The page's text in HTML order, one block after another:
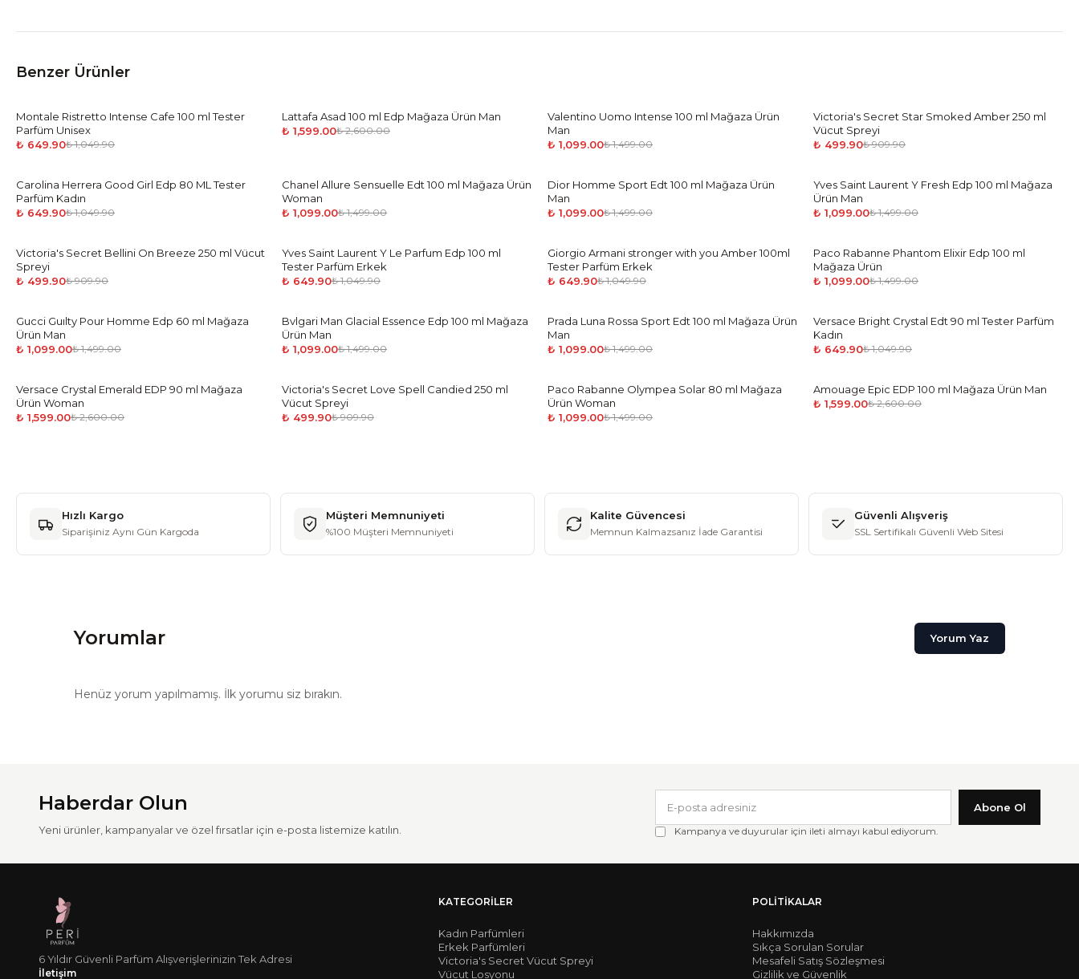
Benzer Ürünler
-38%
Montale Ristretto Intense Cafe 100 ml Tester
Parfüm Unisex
₺ 649.90₺ 1,049.90
-39%
Lattafa Asad 100 ml Edp Mağaza Ürün Man
₺ 1,599.00₺ 2,600.00
-27%
Valentino Uomo Intense 100 ml Mağaza Ürün
Man
₺ 1,099.00₺ 1,499.00
-45%
Victoria's Secret Star Smoked Amber 250 ml
Vücut Spreyi
₺ 499.90₺ 909.90
-38%
Carolina Herrera Good Girl Edp 80 ML Tester
Parfüm Kadın
₺ 649.90₺ 1,049.90
-27%
Chanel Allure Sensuelle Edt 100 ml Mağaza Ürün
Woman
₺ 1,099.00₺ 1,499.00
-27%
Dior Homme Sport Edt 100 ml Mağaza Ürün
Man
₺ 1,099.00₺ 1,499.00
-27%
Yves Saint Laurent Y Fresh Edp 100 ml Mağaza
Ürün Man
₺ 1,099.00₺ 1,499.00
-45%
Victoria's Secret Bellini On Breeze 250 ml Vücut
Spreyi
₺ 499.90₺ 909.90
-38%
Yves Saint Laurent Y Le Parfum Edp 100 ml
Tester Parfüm Erkek
₺ 649.90₺ 1,049.90
-38%
Giorgio Armani stronger with you Amber 100ml
Tester Parfüm Erkek
₺ 649.90₺ 1,049.90
-27 %
Paco Rabanne Phantom Elixir Edp 100 ml
Mağaza Ürün
₺ 1,099.00₺ 1,499.00
-27 %
Gucci Guılty Pour Homme Edp 60 ml Mağaza
Ürün Man
₺ 1,099.00₺ 1,499.00
-27%
Bvlgari Man Glacial Essence Edp 100 ml Mağaza
Ürün Man
₺ 1,099.00₺ 1,499.00
-27 %
Prada Luna Rossa Sport Edt 100 ml Mağaza Ürün
Man
₺ 1,099.00₺ 1,499.00
-38%
Versace Bright Crystal Edt 90 ml Tester Parfüm
Kadın
₺ 649.90₺ 1,049.90
-39%
Versace Crystal Emerald EDP 90 ml Mağaza
Ürün Woman
₺ 1,599.00₺ 2,600.00
-45%
Victoria's Secret Love Spell Candied 250 ml
Vücut Spreyi
₺ 499.90₺ 909.90
-27 %
Paco Rabanne Olympea Solar 80 ml Mağaza
Ürün Woman
₺ 1,099.00₺ 1,499.00
-39 %
Amouage Epic EDP 100 ml Mağaza Ürün Man
₺ 1,599.00₺ 2,600.00
Hızlı Kargo
Siparişiniz Aynı Gün Kargoda
Müşteri Memnuniyeti
%100 Müşteri Memnuniyeti
Kalite Güvencesi
Memnun Kalmazsanız İade Garantisi
Güvenli Alışveriş
SSL Sertifikalı Güvenli Web Sitesi
Yorumlar Yorum Yaz
Henüz yorum yapılmamış. İlk yorumu siz bırakın.
Haberdar Olun
Yeni ürünler, kampanyalar ve özel fırsatlar için e-posta listemize katılın.
Abone Ol
Kampanya ve duyurular için ileti almayı kabul ediyorum.
6 Yıldır Güvenli Parfüm Alışverişlerinizin Tek Adresi
İletişim
KATEGORILER
Kadın Parfümleri
Erkek Parfümleri
Victoria's Secret Vücut Spreyi
Vücut Losyonu
POLITIKALAR
Hakkımızda
Sıkça Sorulan Sorular
Mesafeli Satış Sözleşmesi
Gizlilik ve Güvenlik